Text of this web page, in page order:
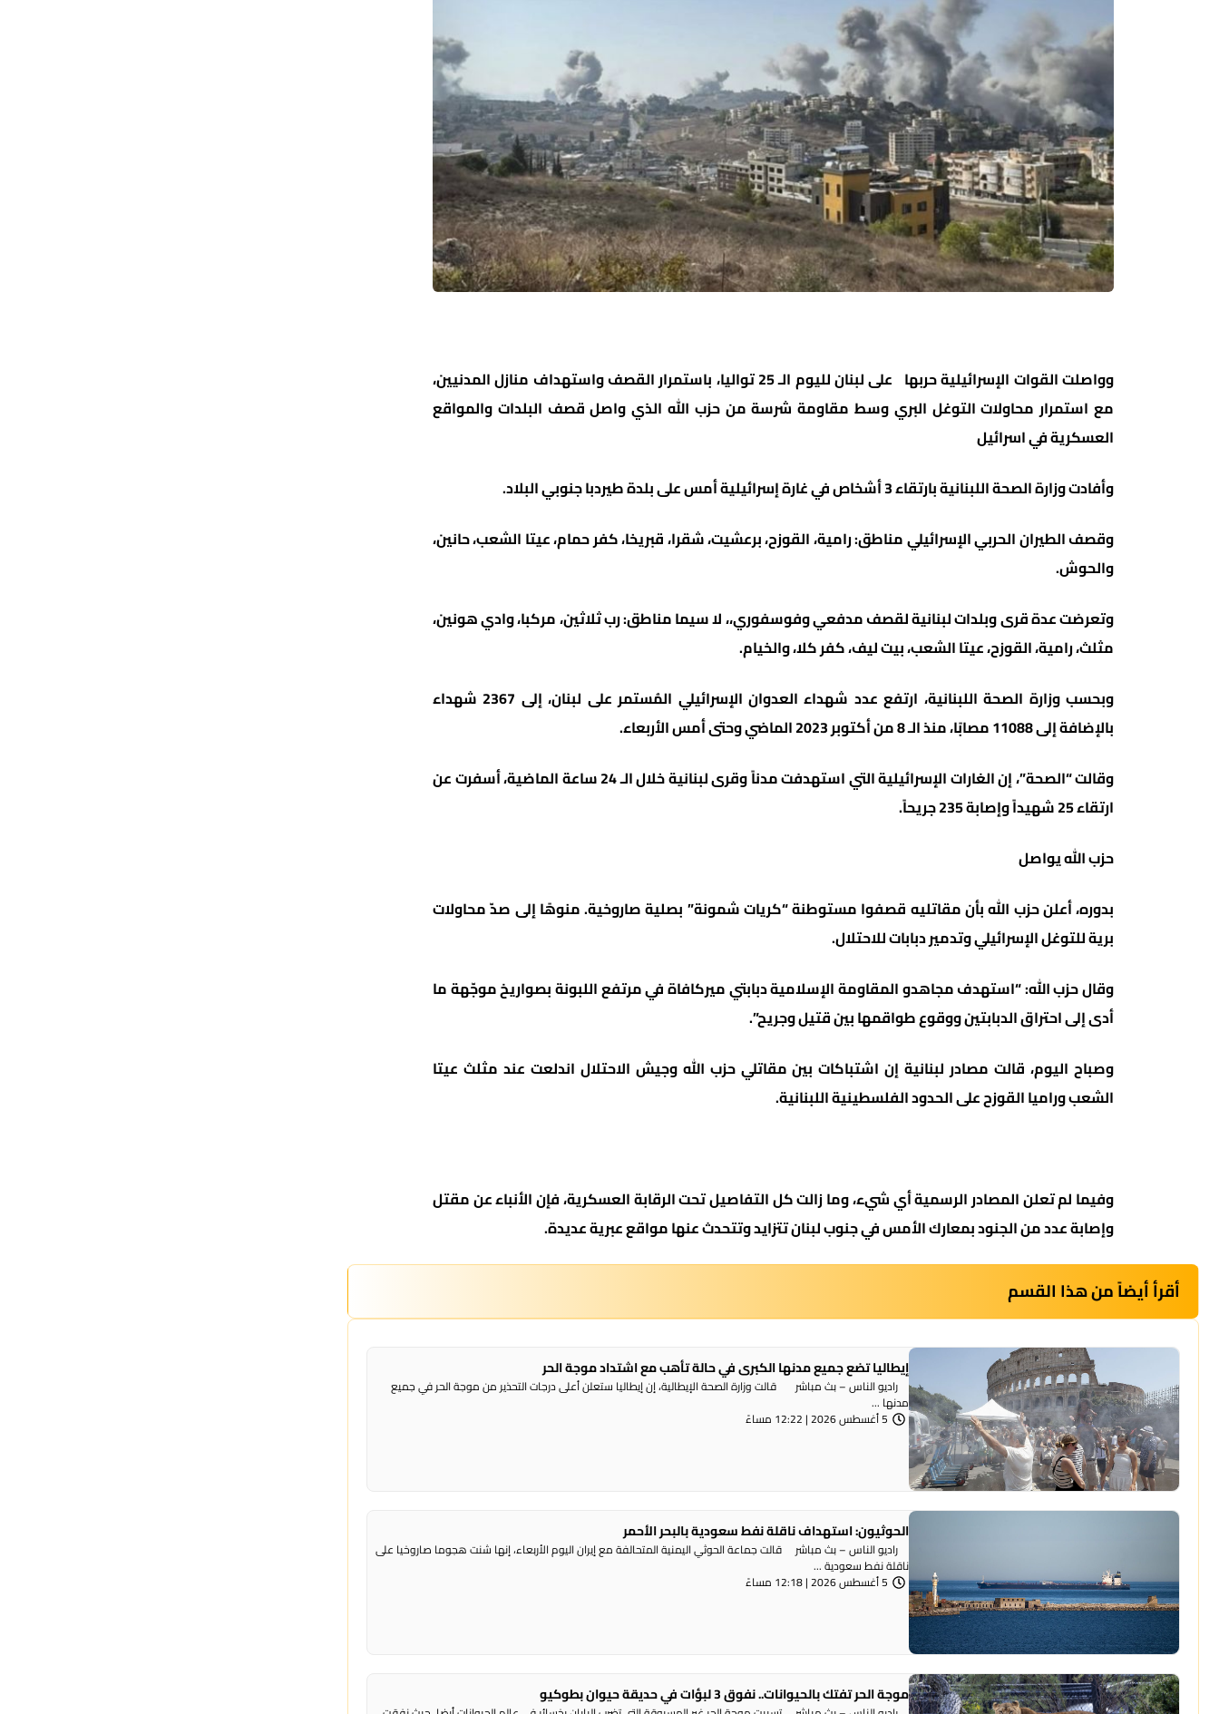
وواصلت القوات الإسرائيلية حربها على لبنان لليوم الـ 25 تواليا، باستمرار القصف واستهداف منازل المدنيين،
مع استمرار محاولات التوغل البري وسط مقاومة شرسة من حزب الله الذي واصل قصف البلدات والمواقع
العسكرية في اسرائيل
وأفادت وزارة الصحة اللبنانية بارتقاء 3 أشخاص في غارة إسرائيلية أمس على بلدة طيردبا جنوبي البلاد.
وقصف الطيران الحربي الإسرائيلي مناطق: رامية، القوزح، برعشيت، شقرا، قبريخا، كفر حمام، عيتا الشعب، حانين،
والحوش.
وتعرضت عدة قرى وبلدات لبنانية لقصف مدفعي وفوسفوري،، لا سيما مناطق: رب ثلاثين، مركبا، وادي هونين،
مثلث، رامية، القوزح، عيتا الشعب، بيت ليف، كفر كلا، والخيام.
وبحسب وزارة الصحة اللبنانية، ارتفع عدد شهداء العدوان الإسرائيلي المُستمر على لبنان، إلى 2367 شهداء
بالإضافة إلى 11088 مصابًا، منذ الـ 8 من أكتوبر 2023 الماضي وحتى أمس الأربعاء.
وقالت “الصحة”، إن الغارات الإسرائيلية التي استهدفت مدناً وقرى لبنانية خلال الـ 24 ساعة الماضية، أسفرت عن
ارتقاء 25 شهيداً وإصابة 235 جريحاً.
حزب الله يواصل
بدوره، أعلن حزب الله بأن مقاتليه قصفوا مستوطنة “كريات شمونة” بصلية صاروخية. منوهًا إلى صدّ محاولات
برية للتوغل الإسرائيلي وتدمير دبابات للاحتلال.
وقال حزب الله: “استهدف مجاهدو المقاومة الإسلامية دبابتي ميركافاة في مرتفع اللبونة بصواريخ موجّهة ما
أدى إلى احتراق الدبابتين ووقوع طواقمها بين قتيل وجريح”.
وصباح اليوم، قالت مصادر لبنانية إن اشتباكات بين مقاتلي حزب الله وجيش الاحتلال اندلعت عند مثلث عيتا
الشعب وراميا القوزح على الحدود الفلسطينية اللبنانية.
وفيما لم تعلن المصادر الرسمية أي شيء، وما زالت كل التفاصيل تحت الرقابة العسكرية، فإن الأنباء عن مقتل
وإصابة عدد من الجنود بمعارك الأمس في جنوب لبنان تتزايد وتتحدث عنها مواقع عبرية عديدة.
أقرأ أيضاً من هذا القسم
إيطاليا تضع جميع مدنها الكبرى في حالة تأهب مع اشتداد موجة الحر
راديو الناس – بث مباشر قالت وزارة الصحة الإيطالية، إن إيطاليا ستعلن أعلى درجات التحذير من موجة ​الحر في جميع
مدنها ...
5 أغسطس 2026 | 12:22 مساءً
الحوثيون: استهداف ناقلة نفط سعودية بالبحر الأحمر
راديو الناس – بث مباشر قالت جماعة الحوثي ​اليمنية المتحالفة ​مع إيران اليوم الأربعاء، ⁠إنها شنت ​هجوما صاروخيا على ​
ناقلة نفط سعودية ...
5 أغسطس 2026 | 12:18 مساءً
موجة الحر تفتك بالحيوانات.. نفوق 3 لبؤات في حديقة حيوان بطوكيو